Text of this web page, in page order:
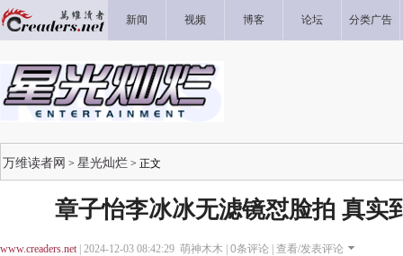
新闻 视频 博客 论坛 分类广告
万维读者网 > 星光灿烂 > 正文
章子怡李冰冰无滤镜怼脸拍 真实
www.creaders.net| 2024-12-03 08:42:29 萌神木木 | 0条评论 | 查看/发表评论